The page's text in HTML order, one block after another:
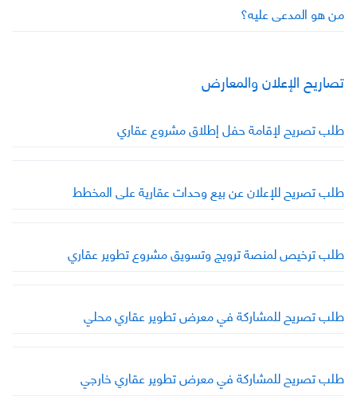
من هو المدعى عليه؟
تصاريح الإعلان والمعارض
طلب تصريح لإقامة حفل إطلاق مشروع عقاري
طلب تصريح للإعلان عن بيع وحدات عقارية على المخطط
طلب ترخيص لمنصة ترويج وتسويق مشروع تطوير عقاري
طلب تصريح للمشاركة في معرض تطوير عقاري محلي
طلب تصريح للمشاركة في معرض تطوير عقاري خارجي